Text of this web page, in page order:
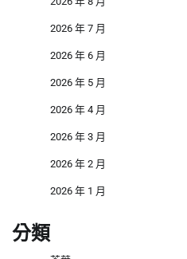
2026 年 7 月
2026 年 6 月
2026 年 5 月
2026 年 4 月
2026 年 3 月
2026 年 2 月
2026 年 1 月
分類